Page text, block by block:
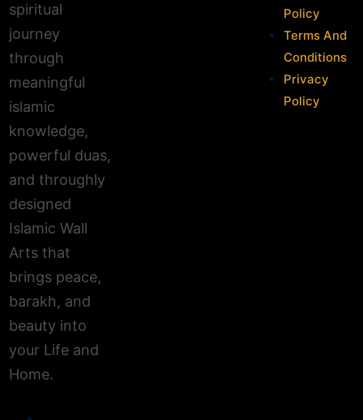
spiritual
journey
through
meaningful
islamic
knowledge,
powerful duas,
and throughly
designed
Islamic Wall
Arts that
brings peace,
barakh, and
beauty into
your Life and
Home.
Policy
Terms And
Conditions
Privacy
Policy